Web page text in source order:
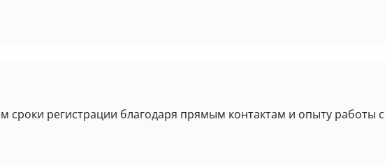
сроки регистрации благодаря прямым контактам и опыту работы с